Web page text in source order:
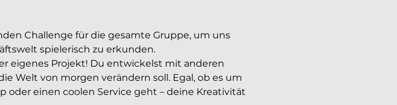
Challenge für die gesamte Gruppe, um uns
spielerisch zu erkunden.
eigenes Projekt! Du entwickelst mit anderen
Welt von morgen verändern soll. Egal, ob es um
einen coolen Service geht – deine Kreativität